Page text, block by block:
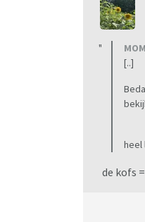
[..]
heel
de kofs